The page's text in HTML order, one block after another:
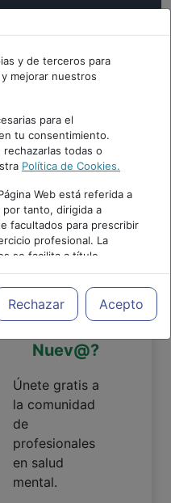
y de terceros para
mejorar nuestros
para el
tu consentimiento.
todas o
Política de Cookies.
Web está referida a
tanto, dirigida a
facultados para prescribir
profesional. La
se facilita a título
de los
medicamentos y decidir, en
más adecuado a las
Rechazar Acepto
¿Eres
Nuev@?
Únete gratis a
la comunidad
de
profesionales
en salud
mental.